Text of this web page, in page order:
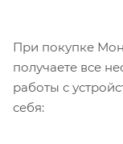
При покупке
получаете все
работы с
себя: